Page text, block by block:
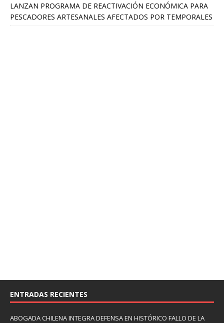
LANZAN PROGRAMA DE REACTIVACIÓN ECONÓMICA PARA
PESCADORES ARTESANALES AFECTADOS POR TEMPORALES
ENTRADAS RECIENTES
ABOGADA CHILENA INTEGRA DEFENSA EN HISTÓRICO FALLO DE LA